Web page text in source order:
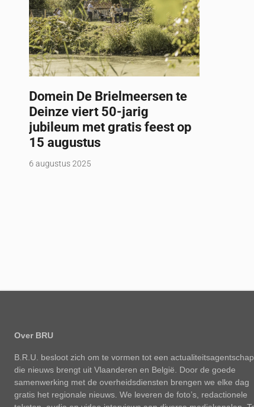
Domein De Brielmeersen te
Deinze viert 50-jarig
jubileum met gratis feest op
15 augustus
6 augustus 2025
Over BRU
B.R.U. besloot zich om te vormen tot een actualiteitsagentschap
die nieuws brengt uit Vlaanderen en België. Door de goede
samenwerking met de overheidsdiensten brengen we elke dag
gratis het regionale nieuws. We leveren de foto’s, redactionele